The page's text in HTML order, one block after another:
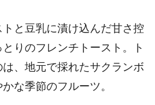
と豆乳に漬け込んだ甘さ控
りのフレンチトースト。ト
、地元で採れたサクランボ
な季節のフルーツ。